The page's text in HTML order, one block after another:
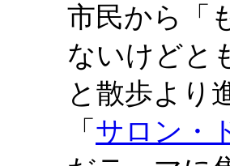
市民から「
ないけどと
と散歩より
「 サロン・